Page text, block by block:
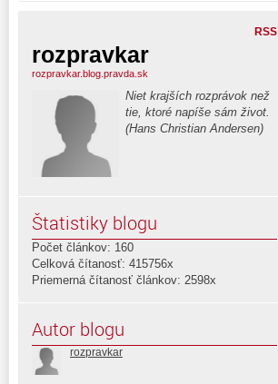
RSS
rozpravkar
rozpravkar.blog.pravda.sk
Niet krajších rozprávok než
tie, ktoré napíše sám život.
(Hans Christian Andersen)
Štatistiky blogu
Počet článkov: 160
Celková čítanosť: 415756x
Priemerná čítanosť článkov: 2598x
Autor blogu
rozpravkar